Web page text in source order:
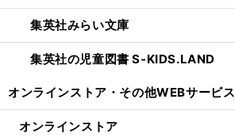
集英社みらい文庫
集英社の児童図書 S-KIDS.LAND
オンラインストア・ その他WEBサービス
オンラインストア